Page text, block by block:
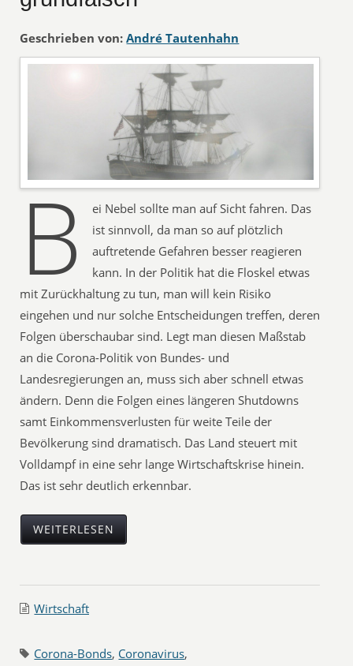
Geschrieben von: André Tautenhahn
B
ei Nebel sollte man auf Sicht fahren. Das
ist sinnvoll, da man so auf plötzlich
auftretende Gefahren besser reagieren
kann. In der Politik hat die Floskel etwas
mit Zurückhaltung zu tun, man will kein Risiko
eingehen und nur solche Entscheidungen treffen, deren
Folgen überschaubar sind. Legt man diesen Maßstab
an die Corona-Politik von Bundes- und
Landesregierungen an, muss sich aber schnell etwas
ändern. Denn die Folgen eines längeren Shutdowns
samt Einkommensverlusten für weite Teile der
Bevölkerung sind dramatisch. Das Land steuert mit
Volldampf in eine sehr lange Wirtschaftskrise hinein.
Das ist sehr deutlich erkennbar.
WEITERLESEN
Wirtschaft
Corona-Bonds, Coronavirus,